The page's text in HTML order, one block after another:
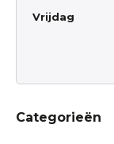
Vrijdag
Categorieën